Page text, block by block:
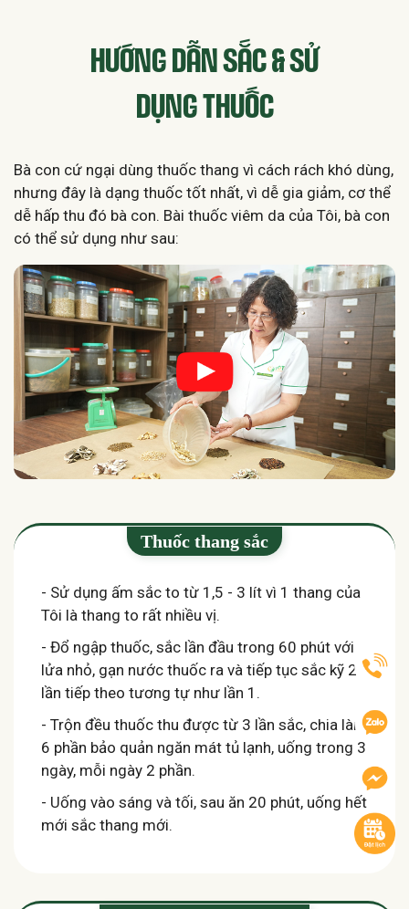
HƯỚNG DẪN SẮC & SỬ
DỤNG THUỐC
Bà con cứ ngại dùng thuốc thang vì cách rách khó dùng,
nhưng đây là dạng thuốc tốt nhất, vì dễ gia giảm, cơ thể
dễ hấp thu đó bà con. Bài thuốc viêm da của Tôi, bà con
có thể sử dụng như sau:
Thuốc thang sắc
- Sử dụng ấm sắc to từ 1,5 - 3 lít vì 1 thang của
Tôi là thang to rất nhiều vị.
- Đổ ngập thuốc, sắc lần đầu trong 60 phút với
lửa nhỏ, gạn nước thuốc ra và tiếp tục sắc kỹ 2
lần tiếp theo tương tự như lần 1.
- Trộn đều thuốc thu được từ 3 lần sắc, chia làm
6 phần bảo quản ngăn mát tủ lạnh, uống trong 3
ngày, mỗi ngày 2 phần.
- Uống vào sáng và tối, sau ăn 20 phút, uống hết
mới sắc thang mới.